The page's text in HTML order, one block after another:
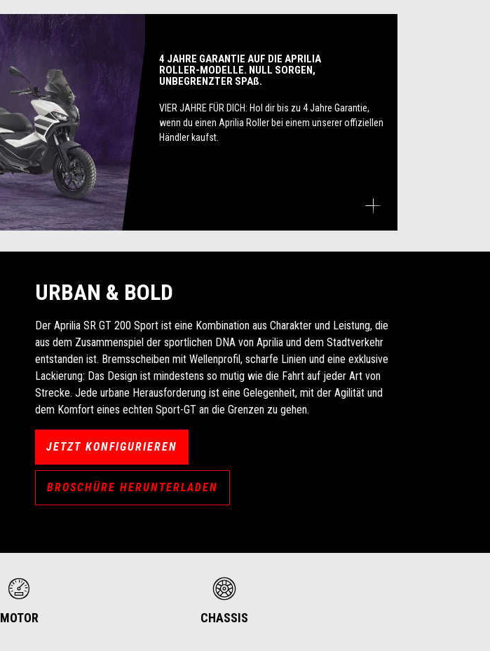
4 JAHRE GARANTIE AUF DIE APRILIA
ROLLER-MODELLE. NULL SORGEN,
UNBEGRENZTER SPAß.
VIER JAHRE FÜR DICH: Hol dir bis zu 4 Jahre Garantie,
wenn du einen Aprilia Roller bei einem unserer offiziellen
Händler kaufst.
URBAN & BOLD
Der Aprilia SR GT 200 Sport ist eine Kombination aus Charakter und Leistung, die
aus dem Zusammenspiel der sportlichen DNA von Aprilia und dem Stadtverkehr
entstanden ist. Bremsscheiben mit Wellenprofil, scharfe Linien und eine exklusive
Lackierung: Das Design ist mindestens so mutig wie die Fahrt auf jeder Art von
Strecke. Jede urbane Herausforderung ist eine Gelegenheit, mit der Agilität und
dem Komfort eines echten Sport-GT an die Grenzen zu gehen.
JETZT KONFIGURIEREN
BROSCHÜRE HERUNTERLADEN
MOTOR CHASSIS